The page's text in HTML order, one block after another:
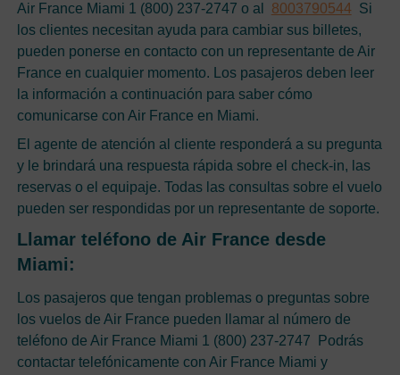
Air France Miami 1 (800) 237-2747 o al
8003790544 Si
los clientes necesitan ayuda para cambiar sus billetes,
pueden ponerse en contacto con un representante de Air
France en cualquier momento. Los pasajeros deben leer
la información a continuación para saber cómo
comunicarse con Air France en Miami.
El agente de atención al cliente responderá a su pregunta
y le brindará una respuesta rápida sobre el check-in, las
reservas o el equipaje. Todas las consultas sobre el vuelo
pueden ser respondidas por un representante de soporte.
Llamar teléfono de Air France desde
Miami:
Los pasajeros que tengan problemas o preguntas sobre
los vuelos de Air France pueden llamar al número de
teléfono de Air France Miami 1 (800) 237-2747 Podrás
contactar telefónicamente con Air France Miami y